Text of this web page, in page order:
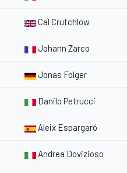
Cal Crutchlow
Johann Zarco
Jonas Folger
Danilo Petrucci
Aleix Espargaró
Andrea Dovizioso